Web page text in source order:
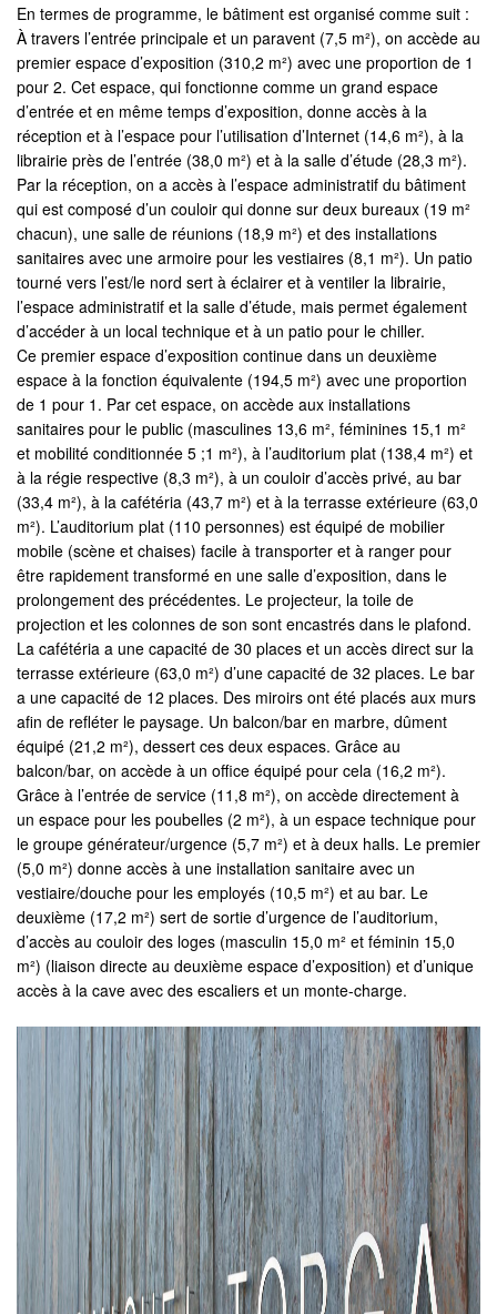
En termes de programme, le bâtiment est organisé comme suit :
À travers l’entrée principale et un paravent (7,5 m²), on accède au
premier espace d’exposition (310,2 m²) avec une proportion de 1
pour 2. Cet espace, qui fonctionne comme un grand espace
d’entrée et en même temps d’exposition, donne accès à la
réception et à l’espace pour l’utilisation d’Internet (14,6 m²), à la
librairie près de l’entrée (38,0 m²) et à la salle d’étude (28,3 m²).
Par la réception, on a accès à l’espace administratif du bâtiment
qui est composé d’un couloir qui donne sur deux bureaux (19 m²
chacun), une salle de réunions (18,9 m²) et des installations
sanitaires avec une armoire pour les vestiaires (8,1 m²). Un patio
tourné vers l’est/le nord sert à éclairer et à ventiler la librairie,
l’espace administratif et la salle d’étude, mais permet également
d’accéder à un local technique et à un patio pour le chiller.
Ce premier espace d’exposition continue dans un deuxième
espace à la fonction équivalente (194,5 m²) avec une proportion
de 1 pour 1. Par cet espace, on accède aux installations
sanitaires pour le public (masculines 13,6 m², féminines 15,1 m²
et mobilité conditionnée 5 ;1 m²), à l’auditorium plat (138,4 m²) et
à la régie respective (8,3 m²), à un couloir d’accès privé, au bar
(33,4 m²), à la cafétéria (43,7 m²) et à la terrasse extérieure (63,0
m²). L’auditorium plat (110 personnes) est équipé de mobilier
mobile (scène et chaises) facile à transporter et à ranger pour
être rapidement transformé en une salle d’exposition, dans le
prolongement des précédentes. Le projecteur, la toile de
projection et les colonnes de son sont encastrés dans le plafond.
La cafétéria a une capacité de 30 places et un accès direct sur la
terrasse extérieure (63,0 m²) d’une capacité de 32 places. Le bar
a une capacité de 12 places. Des miroirs ont été placés aux murs
afin de refléter le paysage. Un balcon/bar en marbre, dûment
équipé (21,2 m²), dessert ces deux espaces. Grâce au
balcon/bar, on accède à un office équipé pour cela (16,2 m²).
Grâce à l’entrée de service (11,8 m²), on accède directement à
un espace pour les poubelles (2 m²), à un espace technique pour
le groupe générateur/urgence (5,7 m²) et à deux halls. Le premier
(5,0 m²) donne accès à une installation sanitaire avec un
vestiaire/douche pour les employés (10,5 m²) et au bar. Le
deuxième (17,2 m²) sert de sortie d’urgence de l’auditorium,
d’accès au couloir des loges (masculin 15,0 m² et féminin 15,0
m²) (liaison directe au deuxième espace d’exposition) et d’unique
accès à la cave avec des escaliers et un monte-charge.